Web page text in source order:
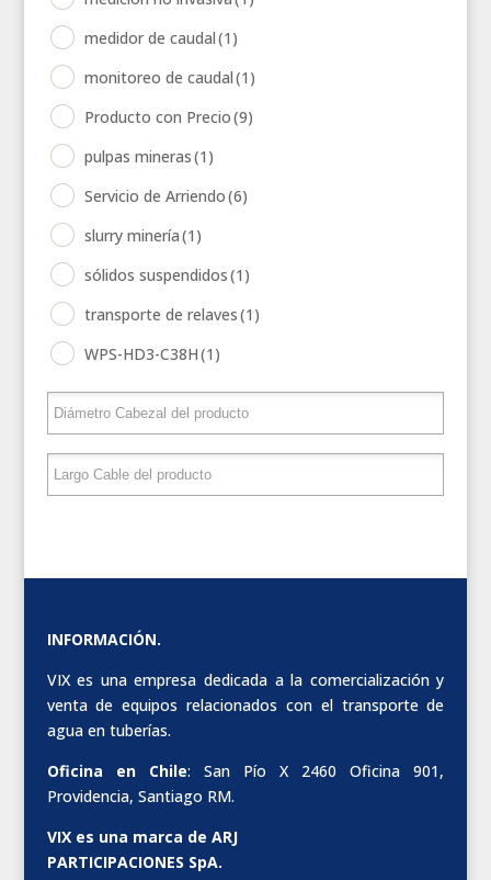
medidor de caudal(1)
monitoreo de caudal(1)
Producto con Precio(9)
pulpas mineras(1)
Servicio de Arriendo(6)
slurry minería(1)
sólidos suspendidos(1)
transporte de relaves(1)
WPS-HD3-C38H(1)
INFORMACIÓN.
VIX es una empresa dedicada a la comercialización y
venta de equipos relacionados con el transporte de
agua en tuberías.
Oficina en Chile: San Pío X 2460 Oficina 901,
Providencia, Santiago RM.
VIX es una marca de ARJ
PARTICIPACIONES SpA.